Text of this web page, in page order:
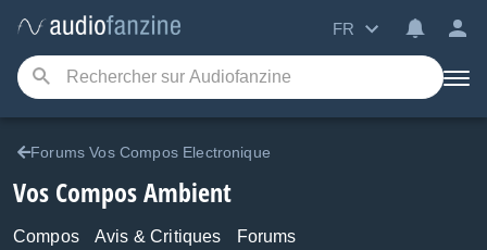
FR
Forums Vos Compos Electronique
Vos Compos Ambient
Compos Avis & Critiques Forums